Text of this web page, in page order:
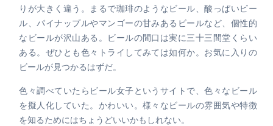
りが大きく違う。まるで珈琲のようなビール、酸っぱいビー
ル、パイナップルやマンゴーの甘みあるビールなど、個性的
なビールが沢山ある。ビールの間口は実に三十三間堂くらい
ある。ぜひとも色々トライしてみては如何か。お気に入りの
ビールが見つかるはずだ。
色々調べていたらビール女子というサイトで、色々なビール
を擬人化していた。かわいい。様々なビールの雰囲気や特徴
を知るためにはちょうどいいかもしれない。